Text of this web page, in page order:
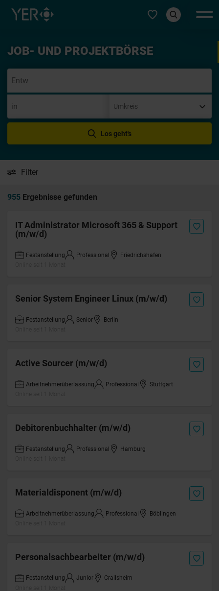
Typ auswählen
JOB- UND PROJEKTBÖRSE
Los geht's
Filter
955 Ergebnisse gefunden
IT Administrator Microsoft 365 & Support
(m/w/d)
Festanstellung Professional
Friedrichshafen
Senior System Engineer Linux (m/w/d)
Festanstellung Senior
Berlin
Active Sourcer (m/w/d)
Arbeitnehmerüberlassung Professional
Stuttgart
Debitorenbuchhalter (m/w/d)
Festanstellung Professional
Hamburg
Materialdisponent (m/w/d)
Arbeitnehmerüberlassung Professional
Böblingen
Personalsachbearbeiter (m/w/d)
Festanstellung Junior
Crailsheim